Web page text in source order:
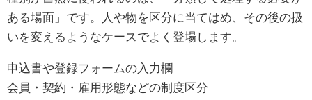
ある場面」です。人や物を区分に当てはめ、その後の扱
いを変えるようなケースでよく登場します。
申込書や登録フォームの入力欄
会員・契約・雇用形態などの制度区分